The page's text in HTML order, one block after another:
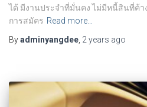
ได้ มีงานประจำที่มั่นคง ไม่มีหนี้สินที่ค้า
การสมัคร Read more…
Byadminyangdee 2 years ago